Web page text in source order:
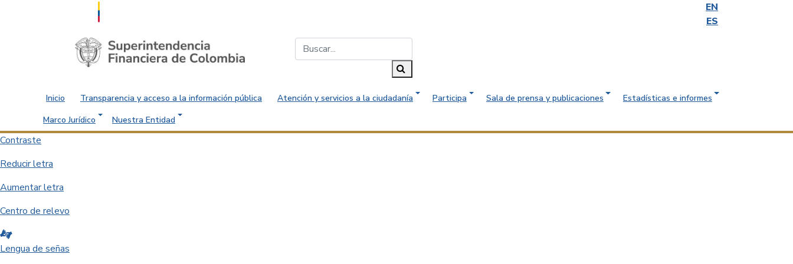
EN
ES
Saltar al contenido principal
Inicio Transparencia y acceso a la información pública Atención y servicios a la ciudadanía Participa Sala de prensa y publicaciones
Estadísticas e informes
Marco Jurídico
Nuestra Entidad
Contraste
Reducir letra
Aumentar letra
Centro de relevo
Lengua de señas